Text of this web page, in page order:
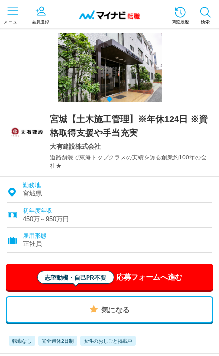
メニュー 会員登録 閲覧履歴 検索
宮城【土木施工管理】※年休124日 ※資
格取得支援や手当充実
大有建設株式会社
道路舗装で東海トップクラスの実績を誇る創業約100年の会
社★
勤務地
宮城県
初年度年収
450万～950万円
雇用形態
正社員
志望動機・自己PR不要 応募フォームへ進む
気になる
転勤なし 完全週休2日制 女性のおしごと掲載中